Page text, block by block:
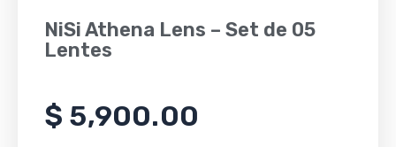
NiSi Athena Lens – Set de 05
Lentes
$ 5,900.00